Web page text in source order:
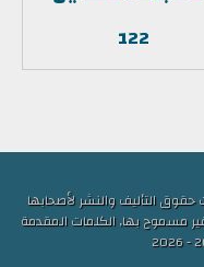
122
التأليف والنشر لأصحابها
مسموح بها, الكلمات المقدمة